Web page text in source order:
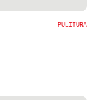
PULITURA